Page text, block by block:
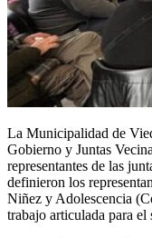
La Municipalidad de
Gobierno y Juntas
representantes de las
definieron los
Niñez y Adolescencia
trabajo articulada para el